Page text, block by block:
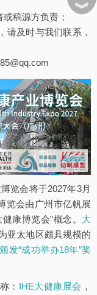
稿源方负责；
请及时与我们联系，
览会将于2027年3月
览会由广州市亿帆展
康博览会”概念。 大
亚太地区颇具规模的
发“成功举办18年”奖
： IHE大健康展会 ，
︾